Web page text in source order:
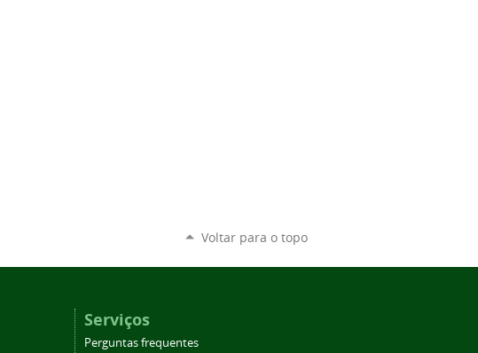
Voltar para o topo
Serviços
Perguntas frequentes